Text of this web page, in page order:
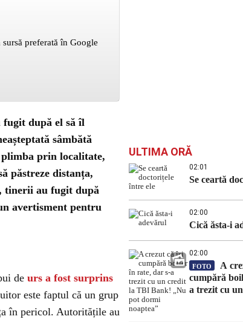
preferată în Google
fugit după el să îl
sâmbătă
plimba prin localitate,
păstreze distanța,
tinerii au fugit după
avertisment pentru
de urs a fost surprins
este faptul că un grup
în pericol. Autoritățile au
ULTIMA ORĂ
02:01
Se ceartă
02:00
Cică ăsta-i
02:00
FOTO
A
cumpără
a trezit cu